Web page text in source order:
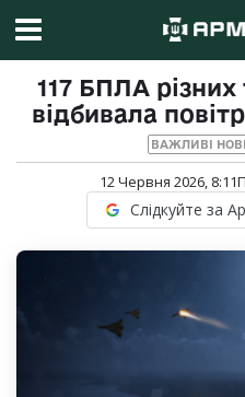
117 БПЛА
відбивала
ВАЖЛИВІ
12 Червня 2026, 8:11
Слідкуйте за